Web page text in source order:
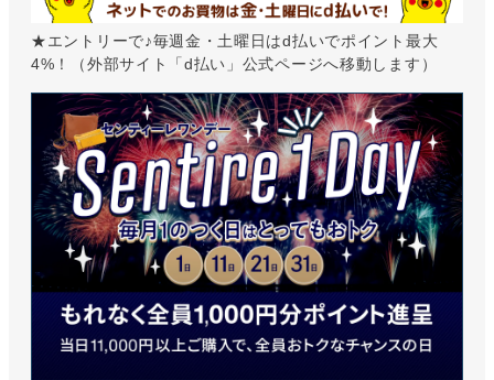
★エントリーで♪毎週金・土曜日はd払いでポイント最大
4%！（外部サイト「d払い」公式ページへ移動します）